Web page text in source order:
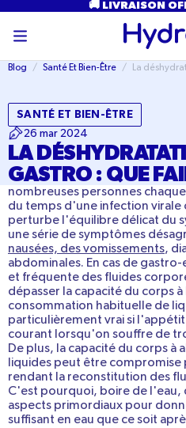
CONTENU
🚚 LIVRAISON
Blog / Santé Et Bien-Être /
SANTÉ ET BIEN-ÊTRE
26 mar 2024
LA
GASTRO : QUE
nombreuses personnes
du temps d'une infection virale
perturbe l'équilibre délicat du
une série de symptômes
nausées, des vomissements,
abdominales. En cas de
et fréquente des fluides
dépasser la capacité du corps
consommation habituelle de
particulièrement vrai si
courant lorsqu'on souffre de
De plus, la capacité du corps à
liquides peut être
rendant la reconstitution des
C'est pourquoi, boire de l'eau,
aspects primordiaux pour
suffisant en eau que ce soit